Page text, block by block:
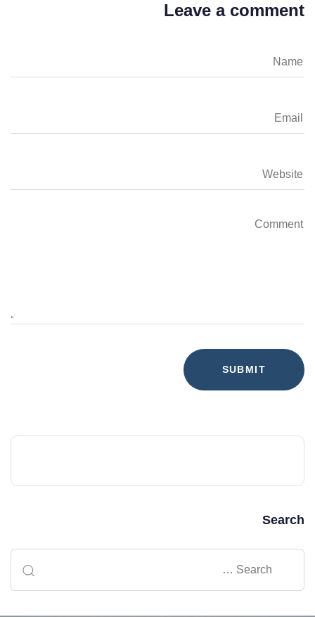
Leave a comment
Search